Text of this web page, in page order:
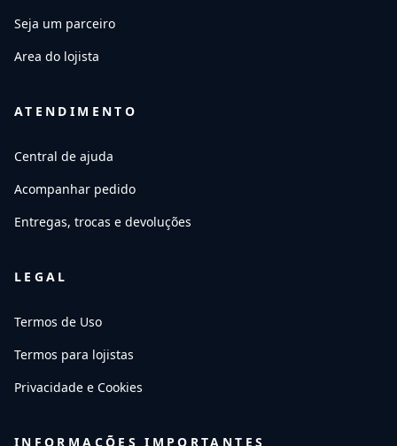
Seja um parceiro
Area do lojista
ATENDIMENTO
Central de ajuda
Acompanhar pedido
Entregas, trocas e devoluções
LEGAL
Termos de Uso
Termos para lojistas
Privacidade e Cookies
INFORMAÇÕES IMPORTANTES